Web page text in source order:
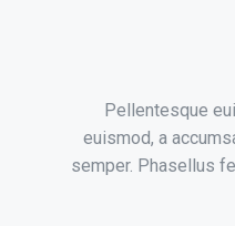
Pellentesque
euismod, a
semper. Phasellus